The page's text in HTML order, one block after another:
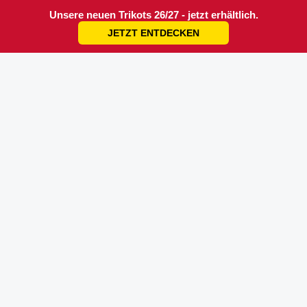
Unsere neuen Trikots 26/27 - jetzt erhältlich.
JETZT ENTDECKEN